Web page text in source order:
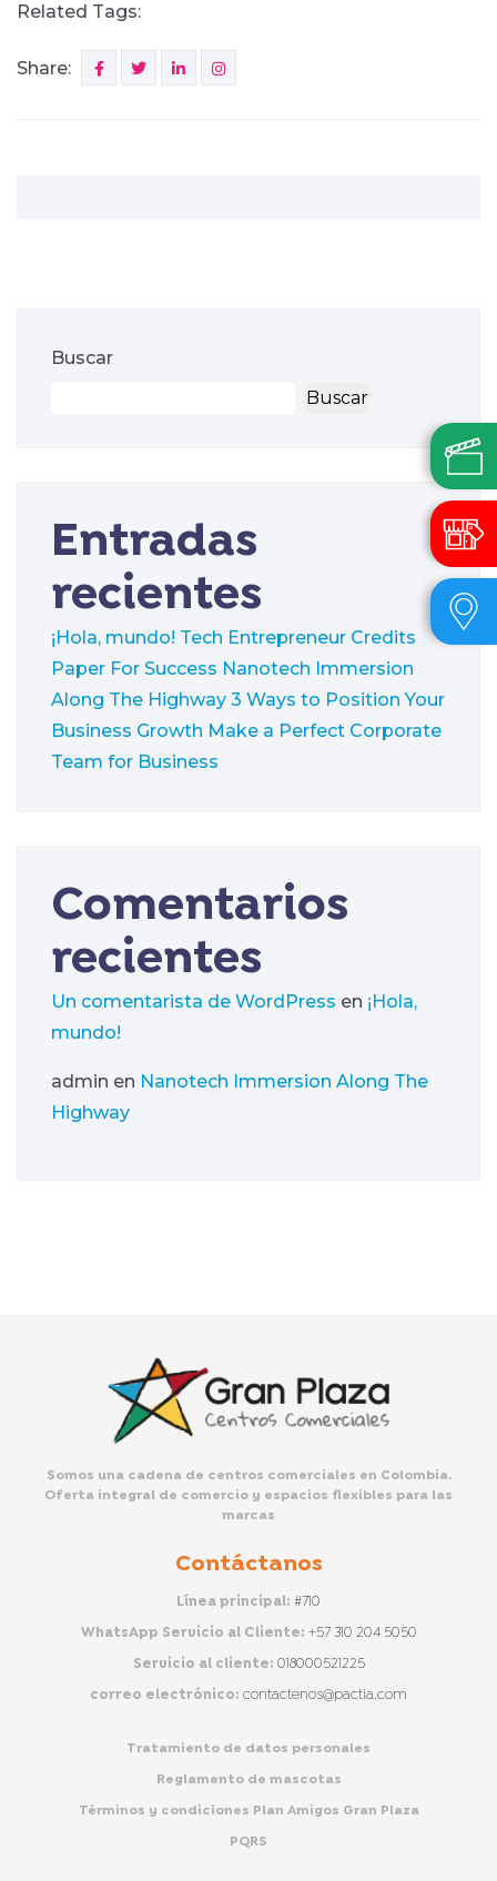
Related Tags:
Share:
Buscar
Buscar
Entradas
recientes
¡Hola, mundo! Tech Entrepreneur Credits
Paper For Success Nanotech Immersion
Along The Highway 3 Ways to Position Your
Business Growth Make a Perfect Corporate
Team for Business
Comentarios
recientes
Un comentarista de WordPress en ¡Hola,
mundo!
admin en Nanotech Immersion Along The
Highway
Somos una cadena de centros comerciales en Colombia.
Oferta integral de comercio y espacios flexibles para las
marcas
Contáctanos
Línea principal: #710
WhatsApp Servicio al Cliente: +57 310 204 5050
Servicio al cliente: 018000521225
correo electrónico: contactenos@pactia.com
Tratamiento de datos personales
Reglamento de mascotas
Términos y condiciones Plan Amigos Gran Plaza
PQRS